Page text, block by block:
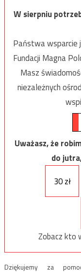
W sierpniu
Państwa wsparcie
Fundacji Magna
Masz
niezależnych
Uważasz, że
do
30 zł
Zobacz kto
Dziękujemy za